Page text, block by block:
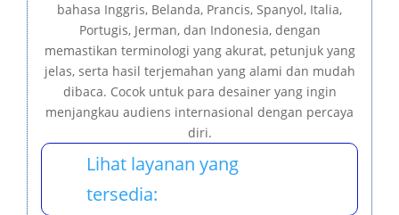
bahasa Inggris, Belanda, Prancis, Spanyol, Italia,
Portugis, Jerman, dan Indonesia, dengan
memastikan terminologi yang akurat, petunjuk yang
jelas, serta hasil terjemahan yang alami dan mudah
dibaca. Cocok untuk para desainer yang ingin
menjangkau audiens internasional dengan percaya
diri.
Lihat layanan yang
tersedia: